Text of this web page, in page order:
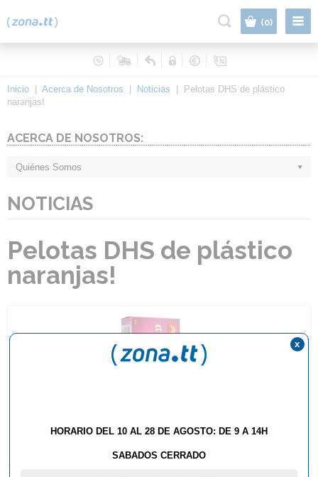
(0)
Inicio Acerca de Nosotros Noticias
Pelotas DHS de plástico
naranjas!
ACERCA DE NOSOTROS:
Quiénes Somos
NOTICIAS
Pelotas DHS de plástico
naranjas!
HORARIO DEL 10 AL 28 DE AGOSTO: DE 9 A 14H
SABADOS CERRADO
x